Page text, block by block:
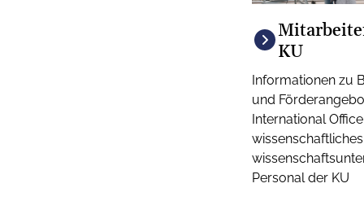
KU
Informationen zu
und
International
Personal der KU